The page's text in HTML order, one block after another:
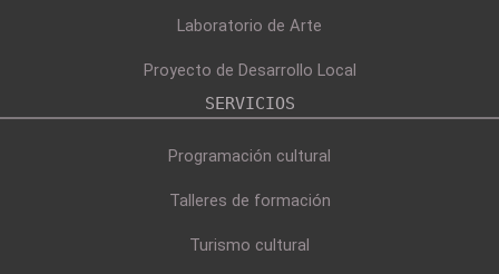
Laboratorio de Arte
Proyecto de Desarrollo Local
SERVICIOS
Programación cultural
Talleres de formación
Turismo cultural